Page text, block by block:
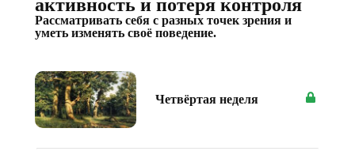
активность и потеря контроля
Рассматривать себя с разных точек зрения и
уметь изменять своё поведение.
Четвёртая неделя